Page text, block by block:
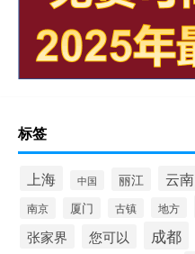
标签
上海 中国 丽江 云南
南京 厦门 古镇 地方
张家界 您可以 成都